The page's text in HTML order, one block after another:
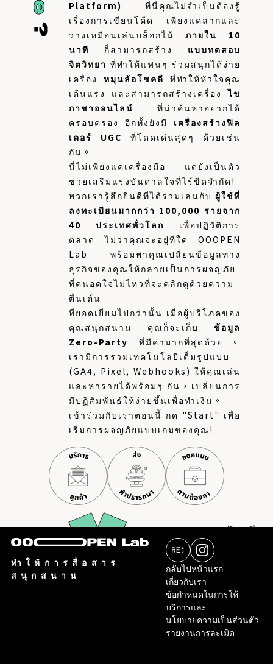
Platform)
ที่นี่คุณไม่จำเป็นต้องรู้
เรื่องการเขียนโค้ด เพียงแค่ลากและ
วางเหมือนเล่นบล็อกไม้ ภายใน 10
นาที ก็สามารถสร้าง แบบทดสอบ
จิตวิทยา ที่ทำให้แฟนๆ ร่วมสนุกได้ง่าย
เครื่อง หมุนล้อโชคดี ที่ทำให้หัวใจคุณ
เต้นแรง และสามารถสร้างเครื่องไข
กาชาออนไลน์ ที่น่าค้นหาอยากได้
ครอบครอง อีกทั้งยังมี เครื่องสร้างฟิล
เตอร์ UGC ที่โดดเด่นสุดๆ ด้วยเช่น
กัน。
นี่ไม่เพียงแค่เครื่องมือ แต่ยังเป็นตัว
ช่วยเสริมแรงบันดาลใจที่ไร้ขีดจำกัด!
พวกเรารู้สึกยินดีที่ได้ร่วมเล่นกับ ผู้ใช้ที่
ลงทะเบียนมากกว่า 100,000 รายจาก
40 ประเทศทั่วโลก เพื่อปฏิวัติการ
ตลาด ไม่ว่าคุณจะอยู่ที่ใด OOOPEN
Lab พร้อมพาคุณเปลี่ยนข้อมูลทาง
ธุรกิจของคุณให้กลายเป็นการผจญภัย
ที่คนอดใจไม่ไหวที่จะคลิกดูด้วยความ
ตื่นเต้น
ที่ยอดเยี่ยมไปกว่านั้น เมื่อผู้บริโภคของ
คุณสนุกสนาน คุณก็จะเก็บ ข้อมูล
Zero-Party ที่มีค่ามากที่สุดด้วย。
เรามีการรวมเทคโนโลยีเต็มรูปแบบ
(GA4, Pixel, Webhooks) ให้คุณเล่น
และหารายได้พร้อมๆ กัน，เปลี่ยนการ
มีปฏิสัมพันธ์ให้ง่ายขึ้นเพื่อทำเงิน。
เข้าร่วมกับเราตอนนี้ กด "Start" เพื่อ
เริ่มการผจญภัยแบบเกมของคุณ!
ทำให้การสื่อสาร
สนุกสนาน
กลับไปหน้าแรก
เกี่ยวกับเรา
ข้อกำหนดในการให้
บริการและ
นโยบายความเป็นส่วนตัว
รายงานการละเมิด